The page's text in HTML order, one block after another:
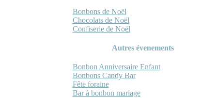
Bonbons de Noël
Chocolats de Noël
Confiserie de Noël
Autres évenements
Bonbon Anniversaire Enfant
Bonbons Candy Bar
Fête foraine
Bar à bonbon mariage